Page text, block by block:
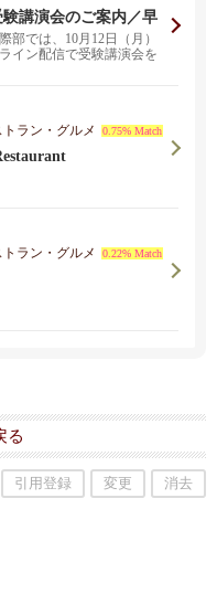
講演会のご案内／早
部では、10月12日（月）
イン配信で受験講演会を
トラン・グルメ 0.75% Match
トラン・グルメ 0.22% Match
る
引用登録 変更 消去